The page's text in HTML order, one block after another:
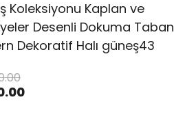
Koleksiyonu Kaplan ve
Desenli Dokuma Taban
Dekoratif Halı güneş43